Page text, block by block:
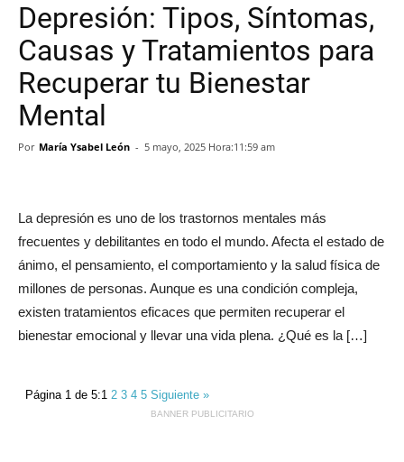
Depresión: Tipos, Síntomas,
Causas y Tratamientos para
Recuperar tu Bienestar
Mental
Por María Ysabel León - 5 mayo, 2025 Hora:11:59 am
La depresión es uno de los trastornos mentales más
frecuentes y debilitantes en todo el mundo. Afecta el estado de
ánimo, el pensamiento, el comportamiento y la salud física de
millones de personas. Aunque es una condición compleja,
existen tratamientos eficaces que permiten recuperar el
bienestar emocional y llevar una vida plena. ¿Qué es la […]
Página 1 de 5:1 2345Siguiente »
BANNER PUBLICITARIO